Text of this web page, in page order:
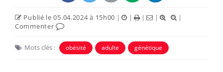
Publié le 05.04.2024 à 15h00 | | | |
|
Commenter
Mots clés : obésité adulte génétique